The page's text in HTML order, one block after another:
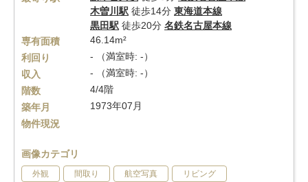
木曽川駅 徒歩14分 東海道本線
黒田駅 徒歩20分 名鉄名古屋本線
専有面積
46.14m²
利回り
- （満室時: -）
収入
- （満室時: -）
階数
4/4階
築年月
1973年07月
物件現況
画像カテゴリ
外観 間取り 航空写真 リビング